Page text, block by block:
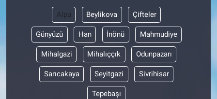
Alpu Beylikova Çifteler
Günyüzü Han İnönü Mahmudiye
Mihalgazi Mihalıççık Odunpazarı
Sarıcakaya Seyitgazi Sivrihisar
Tepebaşı